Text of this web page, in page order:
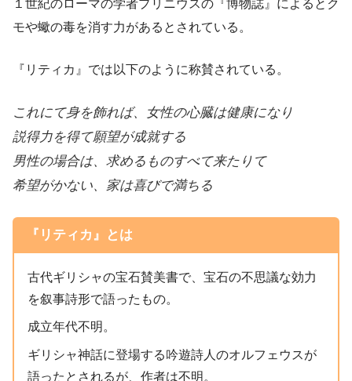
１世紀のローマの学者プリニウスの『博物誌』によるとク
モや蠍の毒を消す力があるとされている。
『リティカ』では以下のように称賛されている。
これにて身を飾れば、女性の心臓は健康になり
説得力を得て願望が成就する
男性の場合は、求めるものすべて来たりて
希望がかない、家は喜びで満ちる
『リティカ』とは
古代ギリシャの宝石賛美書で、宝石の不思議な効力
を叙事詩形で語ったもの。
成立年代不明。
ギリシャ神話に登場する吟遊詩人のオルフェウスが
語ったとされるが、作者は不明。